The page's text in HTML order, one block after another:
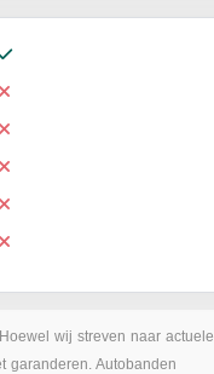
wij streven naar actuele
garanderen. Autobanden